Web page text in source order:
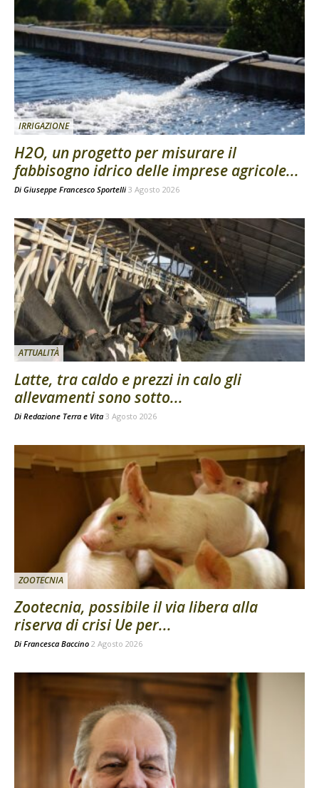
IRRIGAZIONE
H2O, un progetto per misurare il
fabbisogno idrico delle imprese agricole...
Di Giuseppe Francesco Sportelli 3 Agosto 2026
ATTUALITÀ
Latte, tra caldo e prezzi in calo gli
allevamenti sono sotto...
Di Redazione Terra e Vita 3 Agosto 2026
ZOOTECNIA
Zootecnia, possibile il via libera alla
riserva di crisi Ue per...
Di Francesca Baccino 2 Agosto 2026